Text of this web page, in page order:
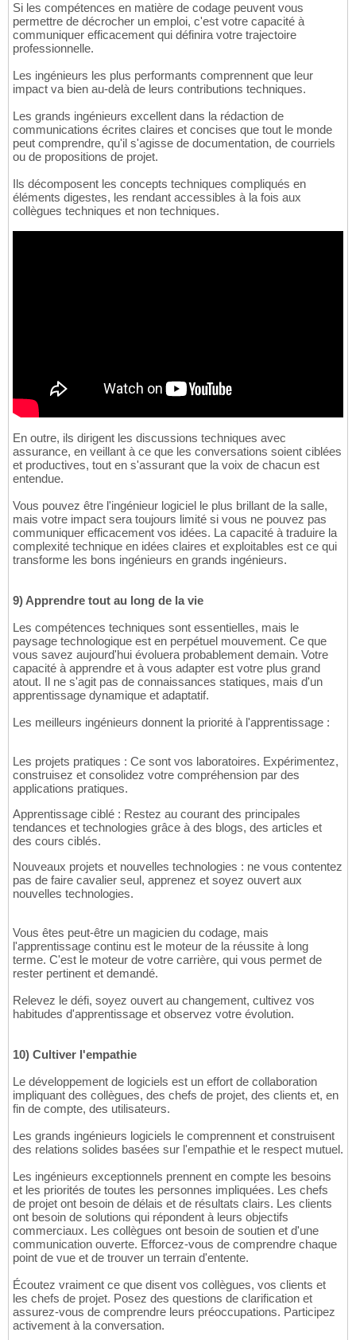
Si les compétences en matière de codage peuvent vous
permettre de décrocher un emploi, c'est votre capacité à
communiquer efficacement qui définira votre trajectoire
professionnelle.
Les ingénieurs les plus performants comprennent que leur
impact va bien au-delà de leurs contributions techniques.
Les grands ingénieurs excellent dans la rédaction de
communications écrites claires et concises que tout le monde
peut comprendre, qu'il s'agisse de documentation, de courriels
ou de propositions de projet.
Ils décomposent les concepts techniques compliqués en
éléments digestes, les rendant accessibles à la fois aux
collègues techniques et non techniques.
En outre, ils dirigent les discussions techniques avec
assurance, en veillant à ce que les conversations soient ciblées
et productives, tout en s'assurant que la voix de chacun est
entendue.
Vous pouvez être l'ingénieur logiciel le plus brillant de la salle,
mais votre impact sera toujours limité si vous ne pouvez pas
communiquer efficacement vos idées. La capacité à traduire la
complexité technique en idées claires et exploitables est ce qui
transforme les bons ingénieurs en grands ingénieurs.
9) Apprendre tout au long de la vie
Les compétences techniques sont essentielles, mais le
paysage technologique est en perpétuel mouvement. Ce que
vous savez aujourd'hui évoluera probablement demain. Votre
capacité à apprendre et à vous adapter est votre plus grand
atout. Il ne s'agit pas de connaissances statiques, mais d'un
apprentissage dynamique et adaptatif.
Les meilleurs ingénieurs donnent la priorité à l'apprentissage :
Les projets pratiques : Ce sont vos laboratoires. Expérimentez,
construisez et consolidez votre compréhension par des
applications pratiques.
Apprentissage ciblé : Restez au courant des principales
tendances et technologies grâce à des blogs, des articles et
des cours ciblés.
Nouveaux projets et nouvelles technologies : ne vous contentez
pas de faire cavalier seul, apprenez et soyez ouvert aux
nouvelles technologies.
Vous êtes peut-être un magicien du codage, mais
l'apprentissage continu est le moteur de la réussite à long
terme. C'est le moteur de votre carrière, qui vous permet de
rester pertinent et demandé.
Relevez le défi, soyez ouvert au changement, cultivez vos
habitudes d'apprentissage et observez votre évolution.
10) Cultiver l'empathie
Le développement de logiciels est un effort de collaboration
impliquant des collègues, des chefs de projet, des clients et, en
fin de compte, des utilisateurs.
Les grands ingénieurs logiciels le comprennent et construisent
des relations solides basées sur l'empathie et le respect mutuel.
Les ingénieurs exceptionnels prennent en compte les besoins
et les priorités de toutes les personnes impliquées. Les chefs
de projet ont besoin de délais et de résultats clairs. Les clients
ont besoin de solutions qui répondent à leurs objectifs
commerciaux. Les collègues ont besoin de soutien et d'une
communication ouverte. Efforcez-vous de comprendre chaque
point de vue et de trouver un terrain d'entente.
Écoutez vraiment ce que disent vos collègues, vos clients et
les chefs de projet. Posez des questions de clarification et
assurez-vous de comprendre leurs préoccupations. Participez
activement à la conversation.